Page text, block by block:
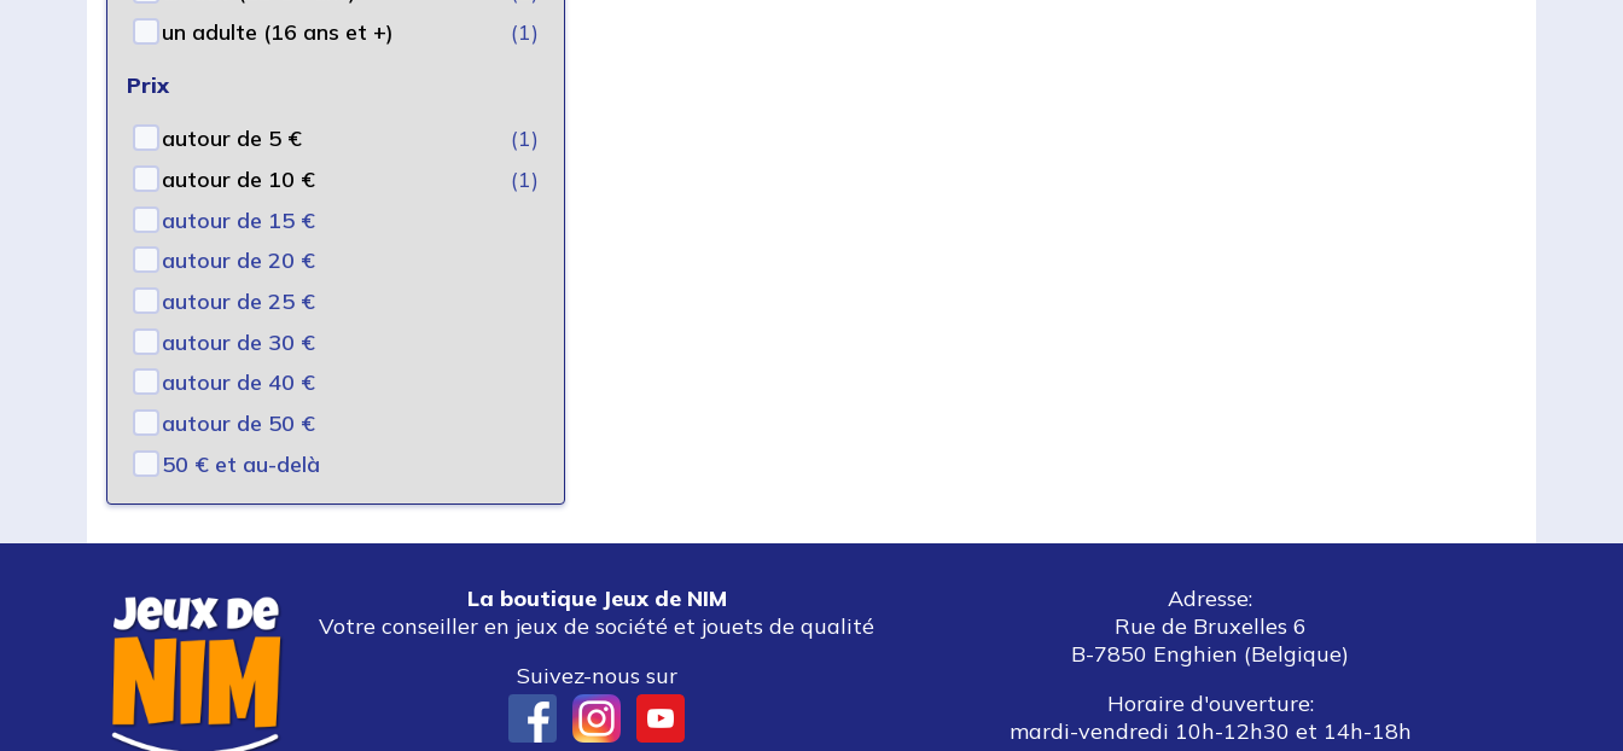
un adulte (16 ans et +)
(1)
Prix
autour de 5 €
(1)
autour de 10 €
(1)
autour de 15 €
autour de 20 €
autour de 25 €
autour de 30 €
autour de 40 €
autour de 50 €
50 € et au-delà
La boutique Jeux de NIM
Votre conseiller en jeux de société et jouets de qualité
Suivez-nous sur
Adresse:
Rue de Bruxelles 6
B-7850 Enghien (Belgique)
Horaire d'ouverture:
mardi-vendredi 10h-12h30 et 14h-18h